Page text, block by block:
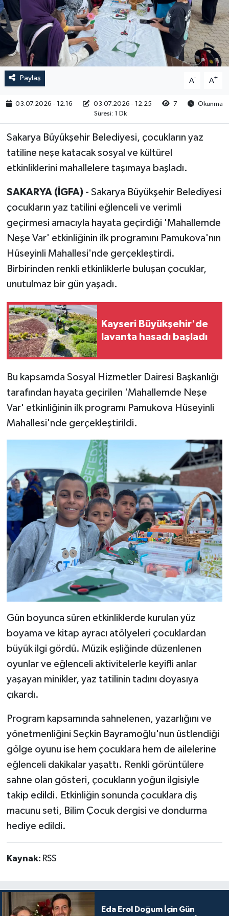
Paylaş A- A+
03.07.2026 - 12:16 03.07.2026 - 12:25 7
Okunma
Süresi: 1 Dk
Sakarya Büyükşehir Belediyesi, çocukların yaz
tatiline neşe katacak sosyal ve kültürel
etkinliklerini mahallelere taşımaya başladı.
SAKARYA (İGFA) - Sakarya Büyükşehir Belediyesi
çocukların yaz tatilini eğlenceli ve verimli
geçirmesi amacıyla hayata geçirdiği 'Mahallemde
Neşe Var' etkinliğinin ilk programını Pamukova'nın
Hüseyinli Mahallesi'nde gerçekleştirdi.
Birbirinden renkli etkinliklerle buluşan çocuklar,
unutulmaz bir gün yaşadı.
Kayseri Büyükşehir'de
lavanta hasadı başladı
Bu kapsamda Sosyal Hizmetler Dairesi Başkanlığı
tarafından hayata geçirilen 'Mahallemde Neşe
Var' etkinliğinin ilk programı Pamukova Hüseyinli
Mahallesi'nde gerçekleştirildi.
Gün boyunca süren etkinliklerde kurulan yüz
boyama ve kitap ayracı atölyeleri çocuklardan
büyük ilgi gördü. Müzik eşliğinde düzenlenen
oyunlar ve eğlenceli aktivitelerle keyifli anlar
yaşayan minikler, yaz tatilinin tadını doyasıya
çıkardı.
Program kapsamında sahnelenen, yazarlığını ve
yönetmenliğini Seçkin Bayramoğlu'nun üstlendiği
gölge oyunu ise hem çocuklara hem de ailelerine
eğlenceli dakikalar yaşattı. Renkli görüntülere
sahne olan gösteri, çocukların yoğun ilgisiyle
takip edildi. Etkinliğin sonunda çocuklara diş
macunu seti, Bilim Çocuk dergisi ve dondurma
hediye edildi.
Kaynak: RSS
Eda Erol Doğum İçin Gün
RESMİ İLAN